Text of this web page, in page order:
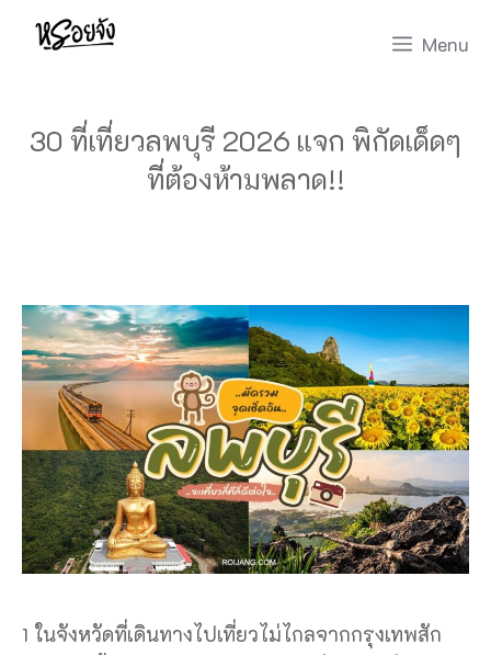
Skip
Menu
30 ที่เที่ยวลพบุรี 2026 แจก พิกัดเด็ดๆ
ที่ต้องห้ามพลาด!!
1 ในจังหวัดที่เดินทางไปเที่ยวไม่ไกลจากกรุงเทพสัก